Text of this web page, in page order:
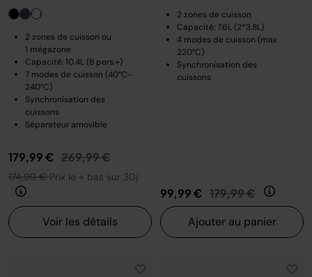
2 zones de cuisson ou
1 mégazone
Capacité: 10.4L (8 pers.+)
7 modes de cuisson (40°C-
240°C)
Synchronisation des
cuissons
Séparateur amovible
179,99 € Prix réduit de
269,99 €au
174,99 €Prix le + bas sur 30j
Voir les détails
2 zones de cuisson
Capacité: 7.6L (2*3.8L)
4 modes de cuisson (max
220°C)
Synchronisation des
cuissons
99,99 € Prix réduit de
179,99 € au
Ajouter au panier